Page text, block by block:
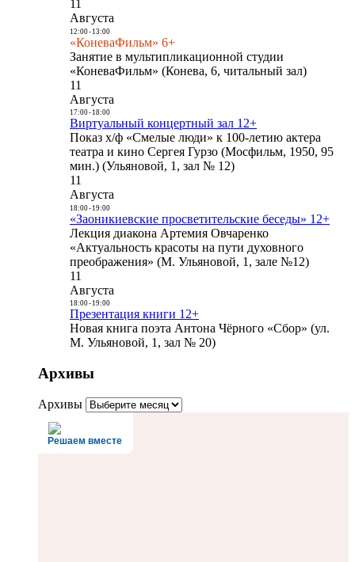
11
Августа
12:00- 13:00
«КоневаФильм» 6+
Занятие в мультипликационной студии
«КоневаФильм» (Конева, 6, читальный зал)
11
Августа
17:00- 18:00
Виртуальный концертный зал 12+
Показ х/ф «Смелые люди» к 100-летию актера
театра и кино Сергея Гурзо (Мосфильм, 1950, 95
мин.) (Ульяновой, 1, зал № 12)
11
Августа
18:00- 19:00
«Заоникиевские просветительские беседы» 12+
Лекция диакона Артемия Овчаренко
«Актуальность красоты на пути духовного
преображения» (М. Ульяновой, 1, зале №12)
11
Августа
18:00- 19:00
Презентация книги 12+
Новая книга поэта Антона Чёрного «Сбор» (ул.
М. Ульяновой, 1, зал № 20)
Архивы
Архивы
Решаем вместе